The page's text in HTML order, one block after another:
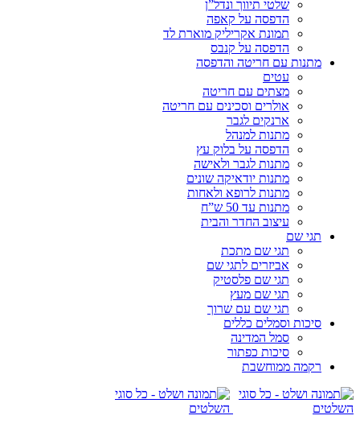
שלטי תיווך ונדל”ן
הדפסה על קאפה
תמונת אקריליק מוארת לד
הדפסה על קנבס
מתנות עם חריטה והדפסה
עטים
מצתים עם חריטה
אולרים וסכינים עם חריטה
ארנקים לגבר
מתנות למנהל
הדפסה על בלוק עץ
מתנות לגבר ולאישה
מתנות יודאיקה שונים
מתנות לרופא ולאחות
מתנות עד 50 ש”ח
עיצוב החדר והבית
תגי שם
תגי שם מתכת
אביזרים לתגי שם
תגי שם פלסטיק
תגי שם מעץ
תגי שם עם שרוך
סיכות וסמלים כללים
סמל המדינה
סיכות כפתור
רקמה ממוחשבת